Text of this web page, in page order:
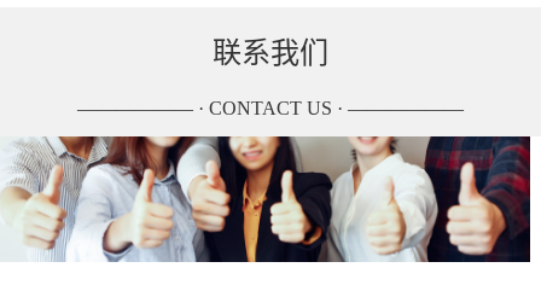
联系我们
—————— · CONTACT US · ——————